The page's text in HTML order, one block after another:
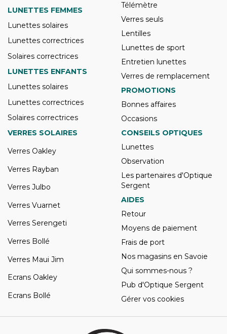
LUNETTES FEMMES
Lunettes solaires
Lunettes correctrices
Solaires correctrices
LUNETTES ENFANTS
Lunettes solaires
Lunettes correctrices
Solaires correctrices
Télémètre
Verres seuls
Lentilles
Lunettes de sport
Entretien lunettes
Verres de remplacement
PROMOTIONS
Bonnes affaires
Occasions
VERRES SOLAIRES
Verres Oakley
Verres Rayban
Verres Julbo
Verres Vuarnet
Verres Serengeti
Verres Bollé
Verres Maui Jim
Ecrans Oakley
Ecrans Bollé
CONSEILS OPTIQUES
Lunettes
Observation
Les partenaires d'Optique
Sergent
AIDES
Retour
Moyens de paiement
Frais de port
Nos magasins en Savoie
Qui sommes-nous ?
Pub d'Optique Sergent
Gérer vos cookies